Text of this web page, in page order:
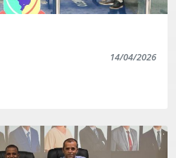
14/04/2026